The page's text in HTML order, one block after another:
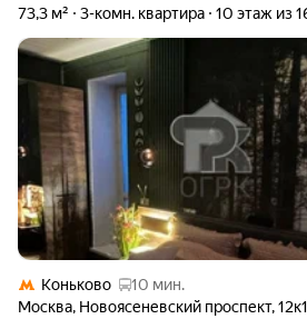
73,3 м² 3-комн. квартира 10 этаж из
Коньково
10 мин.
Москва, Новоясеневский проспект,12к1